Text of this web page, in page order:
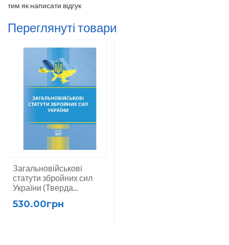
тим як написати відгук
Переглянуті товари
Загальновійськові
статути збройних сил
України (Тверда...
530.00грн